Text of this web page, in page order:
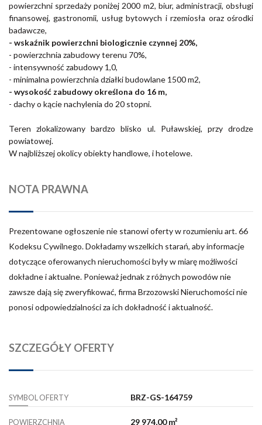
powierzchni sprzedaży poniżej 2000 m2, biur, administracji, obsługi
finansowej, gastronomii, usług bytowych i rzemiosła oraz ośrodki
badawcze,
- wskaźnik powierzchni biologicznie czynnej 20%,
- powierzchnia zabudowy terenu 70%,
- intensywność zabudowy 1,0,
- minimalna powierzchnia działki budowlane 1500 m2,
- wysokość zabudowy określona do 16 m,
- dachy o kącie nachylenia do 20 stopni.
Teren zlokalizowany bardzo blisko ul. Puławskiej, przy drodze
powiatowej.
W najbliższej okolicy obiekty handlowe, i hotelowe.
NOTA PRAWNA
Prezentowane ogłoszenie nie stanowi oferty w rozumieniu art. 66
Kodeksu Cywilnego. Dokładamy wszelkich starań, aby informacje
dotyczące oferowanych nieruchomości były w miarę możliwości
dokładne i aktualne. Ponieważ jednak z różnych powodów nie
zawsze dają się zweryfikować, firma Brzozowski Nieruchomości nie
ponosi odpowiedzialności za ich dokładność i aktualność.
SZCZEGÓŁY OFERTY
SYMBOL OFERTY BRZ-GS-164759
POWIERZCHNIA 29 974,00 m²